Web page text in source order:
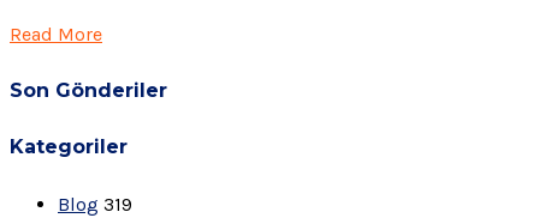
Read More
Son Gönderiler
Kategoriler
Blog 319